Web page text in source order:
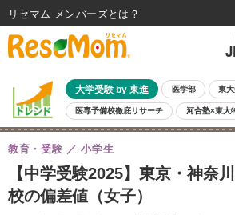
大学受験 by 東進 医学部 東
医専予備校徹底リサーチ 河合塾×東大
親子で考える大学選び 高校受験 中学受験
共通テスト 夏休み
8月開催イベント・WS 全国公立高校 過去問 人
自由研究教材（小学生向け）
【中学受験2025】東京・神奈
校の偏差値（女子）
教育・受験 小学生
リセマム メンバーズ